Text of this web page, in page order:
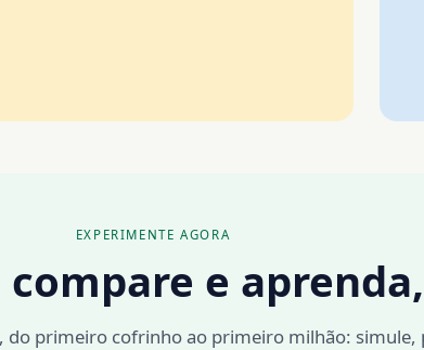
EXPERIMENTE AGORA
e aprenda,
do primeiro cofrinho ao primeiro milhão: simule,